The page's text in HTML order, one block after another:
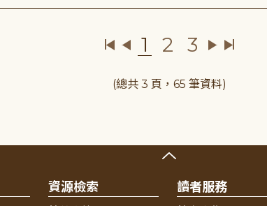
1 2 3
(總共 3 頁，65 筆資料)
資源檢索 讀者服務